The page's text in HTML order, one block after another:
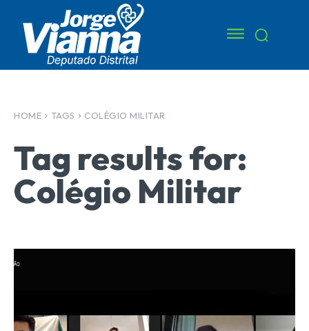
HOME TAGS COLÉGIO MILITAR
Tag results for:
Colégio Militar